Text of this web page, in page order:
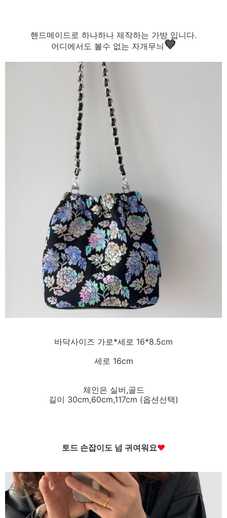
핸드메이드로 하나하나 제작하는 가방 입니다.
어디에서도 볼수 없는 자개무늬💙
바닥사이즈 가로*세로 16*8.5cm
세로 16cm
체인은 실버,골드
길이 30cm,60cm,117cm (옵션선택)
토드 손잡이도 넘 귀여워요♥